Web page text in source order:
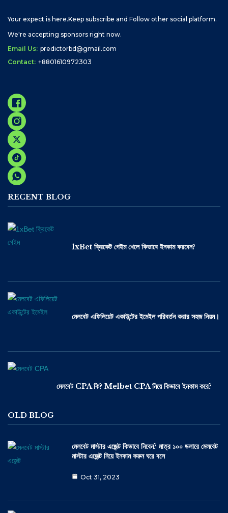
Your expect is here.Keep subscribe and Follow other social platform.
We're accepting sponsors right now.
Email Us: predictorbd@gmail.com
Contact: +8801610972303
RECENT BLOG
1xBet ক্রিকেট গেইম খেলে কিভাবে ইনকাম করবেন?
মেলবেট এফিলিয়েট একাউন্টের ইমেইল পরিবর্তন করার সহজ নিয়ম।
মেলবেট CPA কি? Melbet CPA নিয়ে কিভাবে ইনকাম করে?
OLD BLOG
মেলবেট মাস্টার এজেন্ট কিভাবে নিবেন? মাত্র ১০০ ডলারে মেলবেট
মাস্টার এজেন্ট নিয়ে ইনকাম করুন ঘরে বসে
Oct 31, 2023